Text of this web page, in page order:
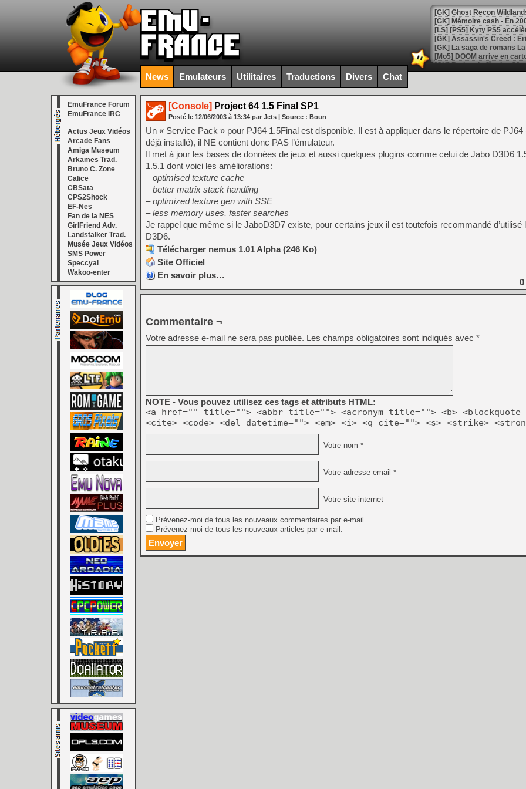
[Mo5] DOOM arrive en
[GK] Bethesda fête les 30
[GK] Roblox : l'action en
[GK] Agenda - GeForce
[LS] [PS5] ps5-y2jb-
[GK] Pourquoi Marvel
[GK] Test : Restory : Chill
[GK] GTA 6 : Rockstar
[GK] Hot Wheels Infinite
[GK] Mémoire cash -
[GK] Résultats Nintendo :
[GK] Déjà des
[Mo5] Brickboy cherche à
[GK] Minecraft et ses «
[GK] Beast of
[GK] Ubisoft : fin de partie
[GK] Mémoire cash -
[GK] Dan Houser (GTA)
[GK] Comment EA Sports
[GK] Crimson Moon : un
[GK] Isle of Reveries : le
[GK] Moonlighter 2 : The
[GK] Capcom relance
[Mo5] Deux inédits du
[GK] Le beat'em up The
[GK] Endless Legend 2 :
[LS] [PS5] Premiers
News Emulateurs Utilitaires Traductions Divers Chat
EmuFrance Forum
EmuFrance IRC
===================
Actus Jeux Vidéos
Arcade Fans
Amiga Museum
Arkames Trad.
Bruno C. Zone
Calice
CBSata
CPS2Shock
EF-Nes
Fan de la NES
GirlFriend Adv.
Landstalker Trad.
Musée Jeux Vidéos
SMS Power
Speccyal
Wakoo-enter
[Console] Project 64 1.5 Final SP1
Posté le 12/06/2003 à 13:34 par Jets | Source : Boun
Un « Service Pack » pour PJ64 1.5Final est disponible. Il est à appliquer dans le répertoire de PJ64
déjà installé), il NE contient donc PAS l’émulateur.
Il met à jour les bases de données de jeux et aussi quelques plugins comme celui de Jabo D3D6
1.5.1 dont voici les améliorations:
– optimised texture cache
– better matrix stack handling
– optimized texture gen with SSE
– less memory uses, faster searches
Je rappel que même si le JaboD3D7 existe, pour certains jeux il est toutefois recommandé d’utilisé
D3D6.
Télécharger nemus 1.01 Alpha (246 Ko)
Site Officiel
En savoir plus…
0
Commentaire ¬
Votre adresse e-mail ne sera pas publiée. Les champs obligatoires sont indiqués avec *
NOTE - Vous pouvez utilisez ces tags et attributs HTML:
<a href="" title=""> <abbr title=""> <acronym title=""> <b> <blockquote
<cite> <code> <del datetime=""> <em> <i> <q cite=""> <s> <strike>
Votre nom *
Votre adresse email *
Votre site internet
Prévenez-moi de tous les nouveaux commentaires par e-mail.
Prévenez-moi de tous les nouveaux articles par e-mail.